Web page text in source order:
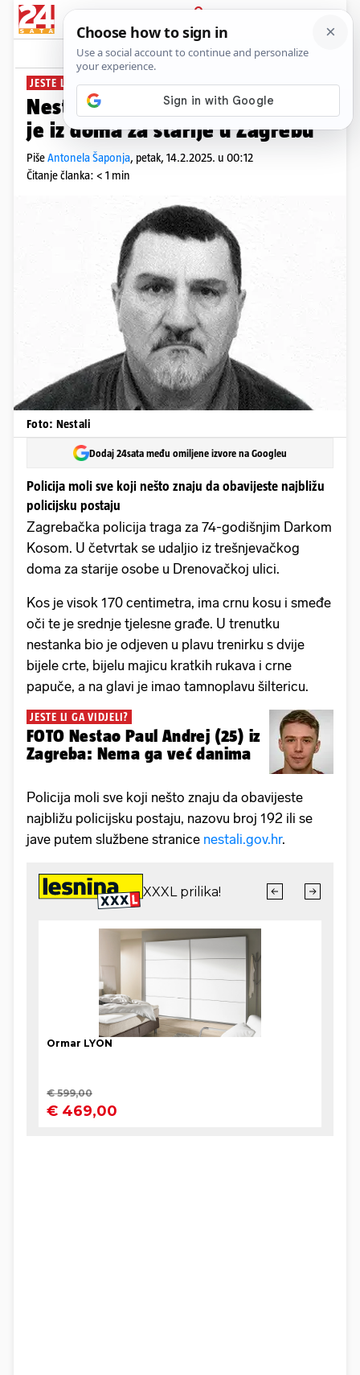
PRIJAVA
News Komentari
JESTE LI GA VIDJELI?
Nestao muškarac (74): Odlutao
je iz doma za starije u Zagrebu
PišeAntonela Šaponja, petak, 14.2.2025. u 00:12
Čitanje članka: < 1 min
Foto: Nestali
Dodaj 24sata među omiljene izvore na Googleu
Policija moli sve koji nešto znaju da obavijeste najbližu
policijsku postaju
Zagrebačka policija traga za 74-godišnjim Darkom
Kosom. U četvrtak se udaljio iz trešnjevačkog
doma za starije osobe u Drenovačkoj ulici.
Kos je visok 170 centimetra, ima crnu kosu i smeđe
oči te je srednje tjelesne građe. U trenutku
nestanka bio je odjeven u plavu trenirku s dvije
bijele crte, bijelu majicu kratkih rukava i crne
papuče, a na glavi je imao tamnoplavu šiltericu.
JESTE LI GA VIDJELI?
FOTO Nestao Paul Andrej (25) iz
Zagreba: Nema ga već danima
Policija moli sve koji nešto znaju da obavijeste
najbližu policijsku postaju, nazovu broj 192 ili se
jave putem službene stranice nestali.gov.hr.